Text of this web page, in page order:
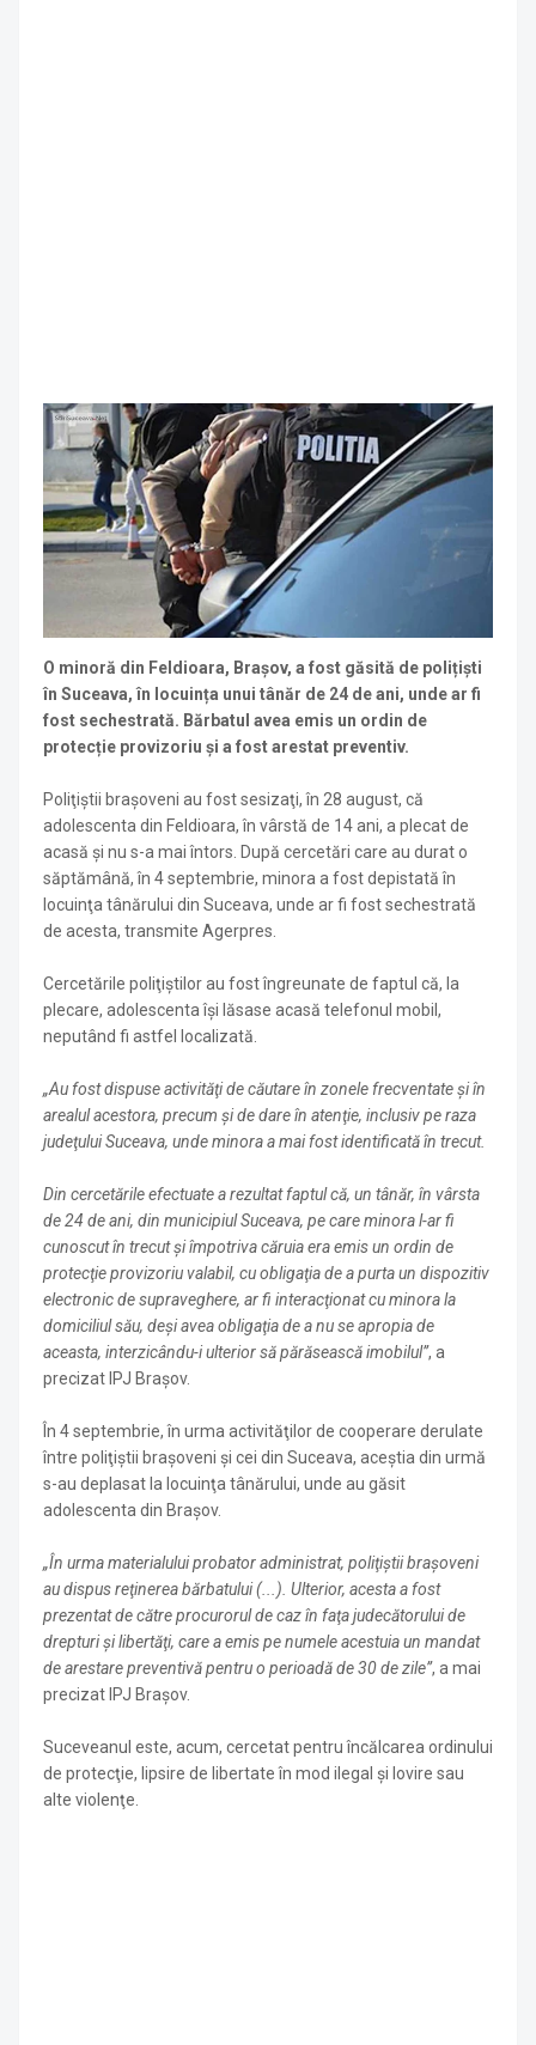
O minoră din Feldioara, Brașov, a fost găsită de polițiști
în Suceava, în locuința unui tânăr de 24 de ani, unde ar fi
fost sechestrată. Bărbatul avea emis un ordin de
protecție provizoriu și a fost arestat preventiv.
Poliţiştii braşoveni au fost sesizaţi, în 28 august, că
adolescenta din Feldioara, în vârstă de 14 ani, a plecat de
acasă şi nu s-a mai întors. După cercetări care au durat o
săptămână, în 4 septembrie, minora a fost depistată în
locuinţa tânărului din Suceava, unde ar fi fost sechestrată
de acesta, transmite Agerpres.
Cercetările poliţiştilor au fost îngreunate de faptul că, la
plecare, adolescenta îşi lăsase acasă telefonul mobil,
neputând fi astfel localizată.
„Au fost dispuse activităţi de căutare în zonele frecventate şi în
arealul acestora, precum şi de dare în atenţie, inclusiv pe raza
judeţului Suceava, unde minora a mai fost identificată în trecut.
Din cercetările efectuate a rezultat faptul că, un tânăr, în vârsta
de 24 de ani, din municipiul Suceava, pe care minora l-ar fi
cunoscut în trecut şi împotriva căruia era emis un ordin de
protecţie provizoriu valabil, cu obligaţia de a purta un dispozitiv
electronic de supraveghere, ar fi interacţionat cu minora la
domiciliul său, deşi avea obligaţia de a nu se apropia de
aceasta, interzicându-i ulterior să părăsească imobilul”, a
precizat IPJ Braşov.
În 4 septembrie, în urma activităţilor de cooperare derulate
între poliţiştii braşoveni şi cei din Suceava, aceştia din urmă
s-au deplasat la locuinţa tânărului, unde au găsit
adolescenta din Braşov.
„În urma materialului probator administrat, poliţiştii braşoveni
au dispus reţinerea bărbatului (...). Ulterior, acesta a fost
prezentat de către procurorul de caz în faţa judecătorului de
drepturi şi libertăţi, care a emis pe numele acestuia un mandat
de arestare preventivă pentru o perioadă de 30 de zile”, a mai
precizat IPJ Braşov.
Suceveanul este, acum, cercetat pentru încălcarea ordinului
de protecţie, lipsire de libertate în mod ilegal şi lovire sau
alte violenţe.